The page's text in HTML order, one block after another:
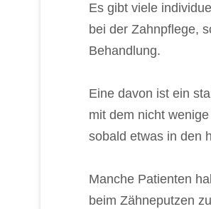
Es gibt viele
bei der Zahnpflege,
Behandlung.
Eine davon ist ein
mit dem nicht
sobald etwas in den
Manche Patienten
beim Zähneputzen